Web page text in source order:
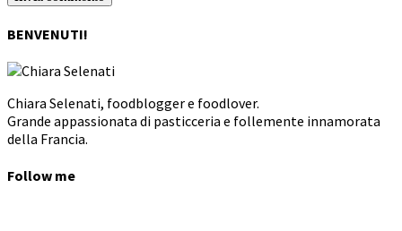
BENVENUTI!
Chiara Selenati, foodblogger e foodlover.
Grande appassionata di pasticceria e follemente innamorata
della Francia.
Follow me